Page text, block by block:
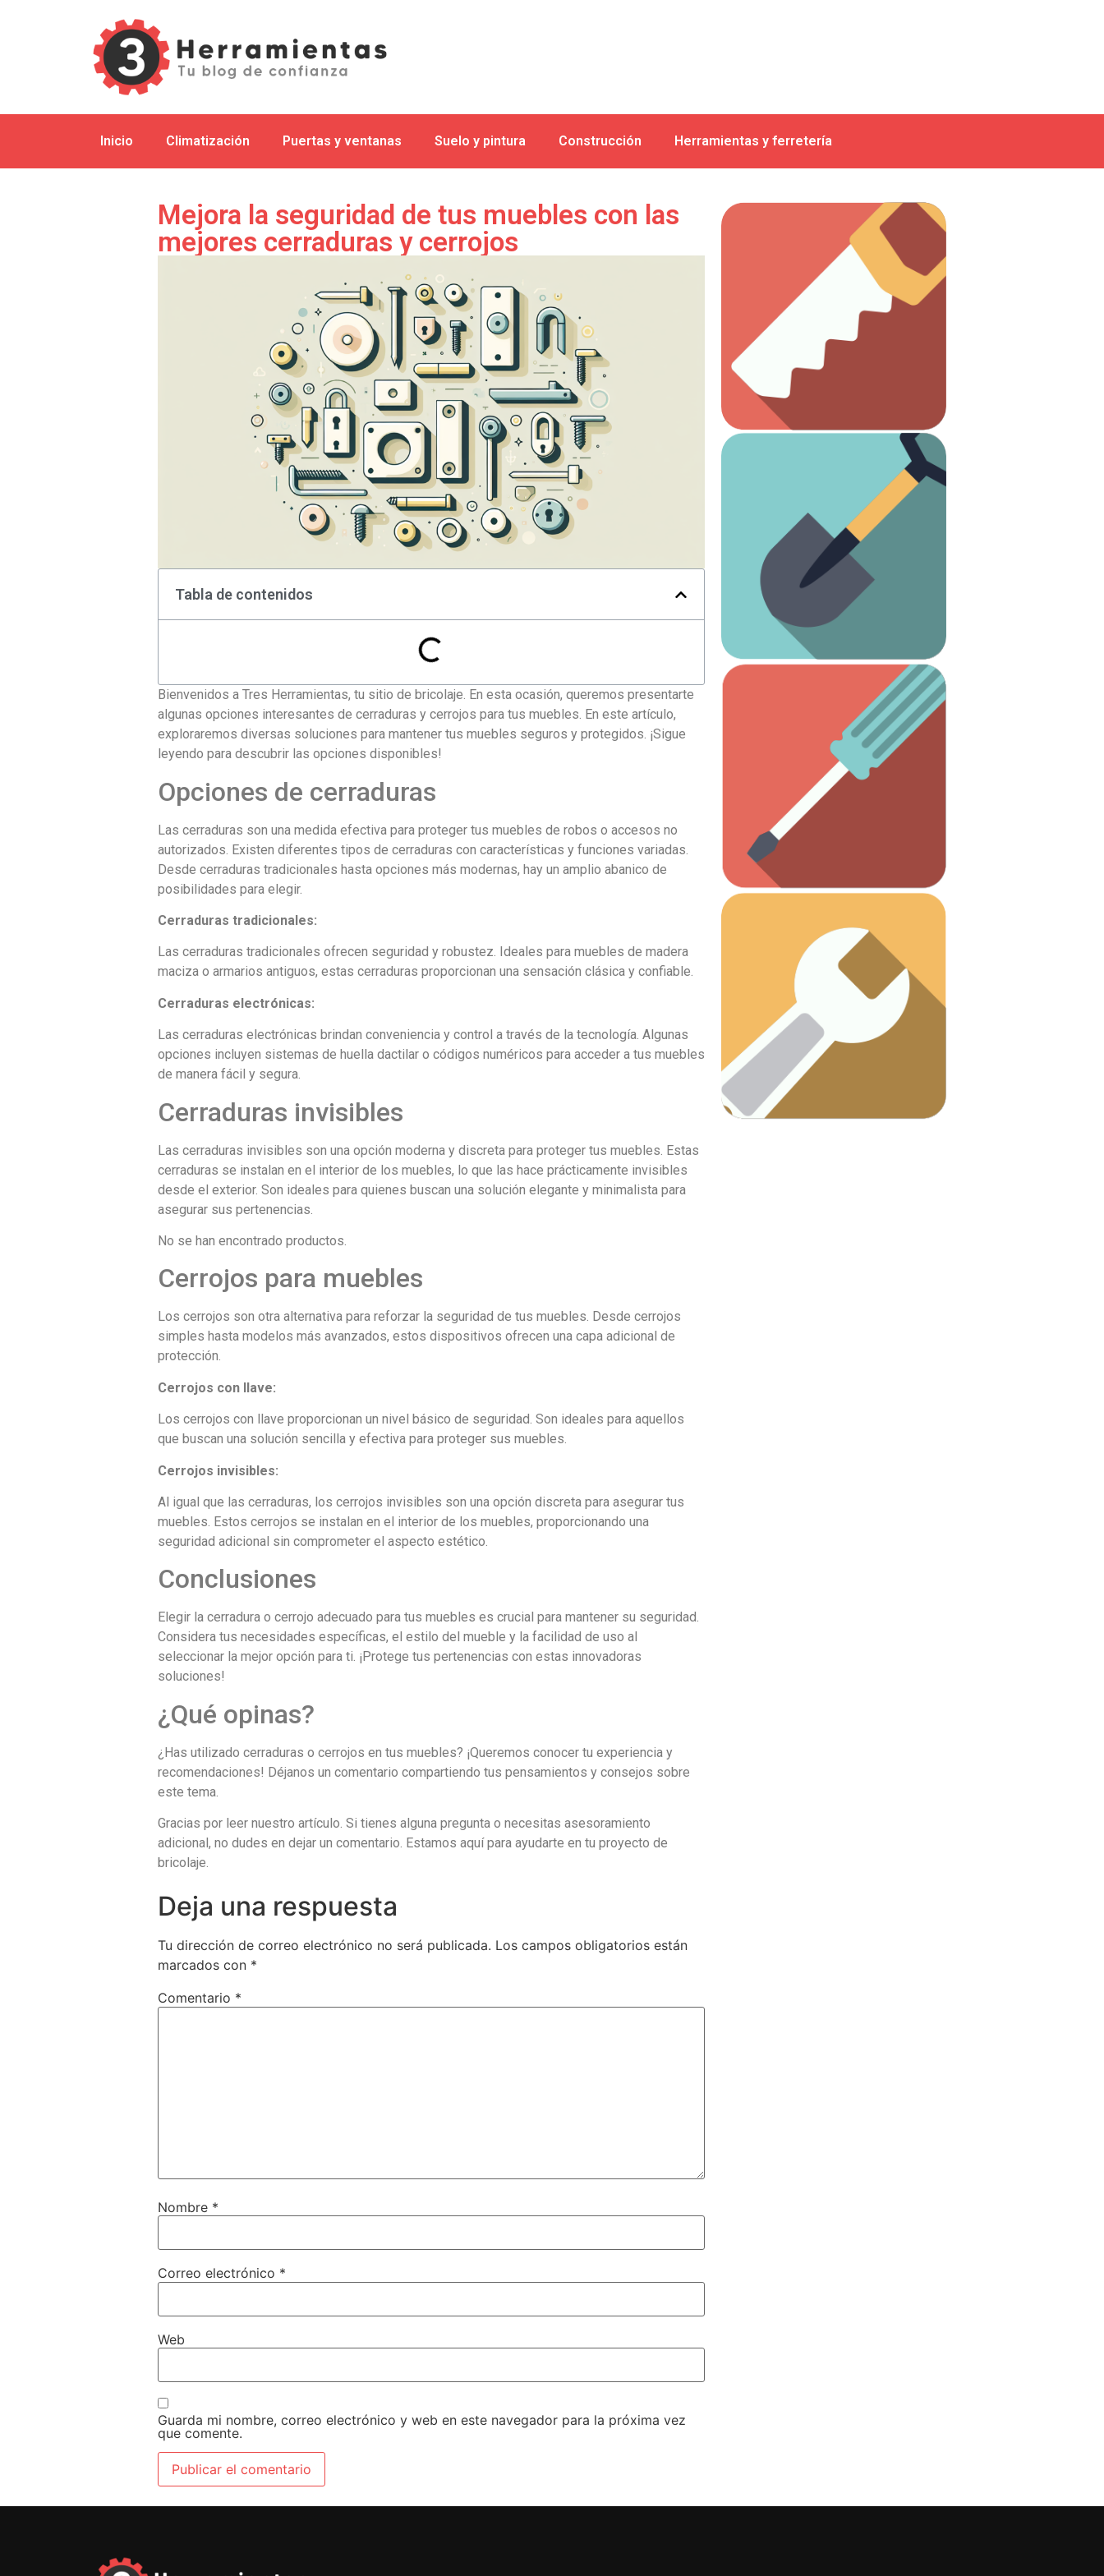
Inicio Climatización Puertas y ventanas Suelo y pintura Construcción Herramientas y ferretería
Mejora la seguridad de tus muebles con las
mejores cerraduras y cerrojos
Tabla de contenidos
Bienvenidos a Tres Herramientas, tu sitio de bricolaje. En esta ocasión, queremos presentarte
algunas opciones interesantes de cerraduras y cerrojos para tus muebles. En este artículo,
exploraremos diversas soluciones para mantener tus muebles seguros y protegidos. ¡Sigue
leyendo para descubrir las opciones disponibles!
Opciones de cerraduras
Las cerraduras son una medida efectiva para proteger tus muebles de robos o accesos no
autorizados. Existen diferentes tipos de cerraduras con características y funciones variadas.
Desde cerraduras tradicionales hasta opciones más modernas, hay un amplio abanico de
posibilidades para elegir.
Cerraduras tradicionales:
Las cerraduras tradicionales ofrecen seguridad y robustez. Ideales para muebles de madera
maciza o armarios antiguos, estas cerraduras proporcionan una sensación clásica y confiable.
Cerraduras electrónicas:
Las cerraduras electrónicas brindan conveniencia y control a través de la tecnología. Algunas
opciones incluyen sistemas de huella dactilar o códigos numéricos para acceder a tus muebles
de manera fácil y segura.
Cerraduras invisibles
Las cerraduras invisibles son una opción moderna y discreta para proteger tus muebles. Estas
cerraduras se instalan en el interior de los muebles, lo que las hace prácticamente invisibles
desde el exterior. Son ideales para quienes buscan una solución elegante y minimalista para
asegurar sus pertenencias.
No se han encontrado productos.
Cerrojos para muebles
Los cerrojos son otra alternativa para reforzar la seguridad de tus muebles. Desde cerrojos
simples hasta modelos más avanzados, estos dispositivos ofrecen una capa adicional de
protección.
Cerrojos con llave:
Los cerrojos con llave proporcionan un nivel básico de seguridad. Son ideales para aquellos
que buscan una solución sencilla y efectiva para proteger sus muebles.
Cerrojos invisibles:
Al igual que las cerraduras, los cerrojos invisibles son una opción discreta para asegurar tus
muebles. Estos cerrojos se instalan en el interior de los muebles, proporcionando una
seguridad adicional sin comprometer el aspecto estético.
Conclusiones
Elegir la cerradura o cerrojo adecuado para tus muebles es crucial para mantener su seguridad.
Considera tus necesidades específicas, el estilo del mueble y la facilidad de uso al
seleccionar la mejor opción para ti. ¡Protege tus pertenencias con estas innovadoras
soluciones!
¿Qué opinas?
¿Has utilizado cerraduras o cerrojos en tus muebles? ¡Queremos conocer tu experiencia y
recomendaciones! Déjanos un comentario compartiendo tus pensamientos y consejos sobre
este tema.
Gracias por leer nuestro artículo. Si tienes alguna pregunta o necesitas asesoramiento
adicional, no dudes en dejar un comentario. Estamos aquí para ayudarte en tu proyecto de
bricolaje.
Deja una respuesta
Tu dirección de correo electrónico no será publicada. Los campos obligatorios están
marcados con *
Comentario *
Nombre *
Correo electrónico *
Web
Guarda mi nombre, correo electrónico y web en este navegador para la próxima vez
que comente.
Carpintería
Todo lo que necesitas para el
trabajo con madera.
Ver artículos
Jardinería
¡Es hora de arreglar el jardín!
Ver artículos
Todas las herramientas que
necesitas.
Ver artículos
Fontanería
¡Vamos a arreglar esas fugas!
Ver artículos